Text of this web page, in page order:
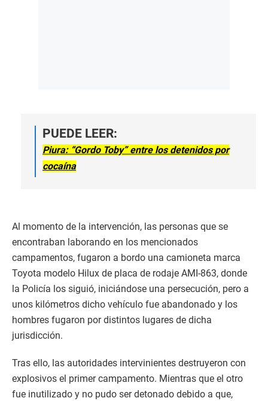
PUEDE LEER:
Piura: “Gordo Toby” entre los detenidos por
cocaína
Al momento de la intervención, las personas que se
encontraban laborando en los mencionados
campamentos, fugaron a bordo una camioneta marca
Toyota modelo Hilux de placa de rodaje AMI-863, donde
la Policía los siguió, iniciándose una persecución, pero a
unos kilómetros dicho vehículo fue abandonado y los
hombres fugaron por distintos lugares de dicha
jurisdicción.
Tras ello, las autoridades intervinientes destruyeron con
explosivos el primer campamento. Mientras que el otro
fue inutilizado y no pudo ser detonado debido a que,